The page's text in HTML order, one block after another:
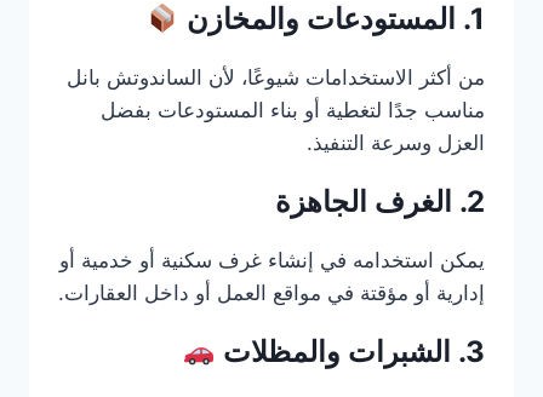
1. المستودعات والمخازن
من أكثر الاستخدامات شيوعًا، لأن الساندوتش بانل
مناسب جدًا لتغطية أو بناء المستودعات بفضل
العزل وسرعة التنفيذ.
2. الغرف الجاهزة
يمكن استخدامه في إنشاء غرف سكنية أو خدمية أو
إدارية أو مؤقتة في مواقع العمل أو داخل العقارات.
3. الشبرات والمظلات